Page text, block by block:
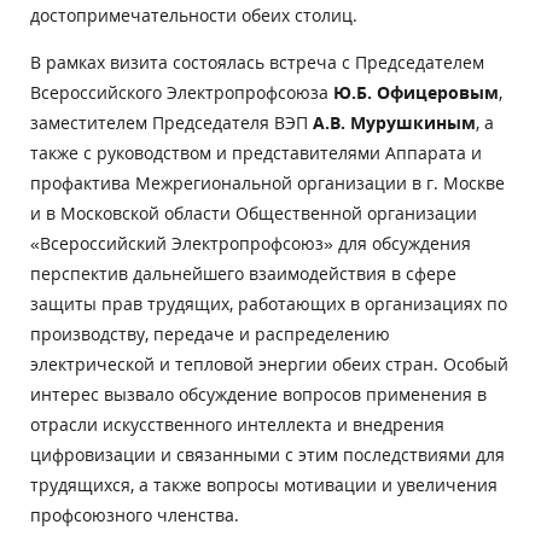
достопримечательности обеих столиц.
В рамках визита состоялась встреча с Председателем
Всероссийского Электропрофсоюза Ю.Б. Офицеровым,
заместителем Председателя ВЭП А.В. Мурушкиным, а
также с руководством и представителями Аппарата и
профактива Межрегиональной организации в г. Москве
и в Московской области Общественной организации
«Всероссийский Электропрофсоюз» для обсуждения
перспектив дальнейшего взаимодействия в сфере
защиты прав трудящих, работающих в организациях по
производству, передаче и распределению
электрической и тепловой энергии обеих стран. Особый
интерес вызвало обсуждение вопросов применения в
отрасли искусственного интеллекта и внедрения
цифровизации и связанными с этим последствиями для
трудящихся, а также вопросы мотивации и увеличения
профсоюзного членства.